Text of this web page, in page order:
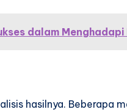
dalam Menghadapi
hasilnya. Beberapa